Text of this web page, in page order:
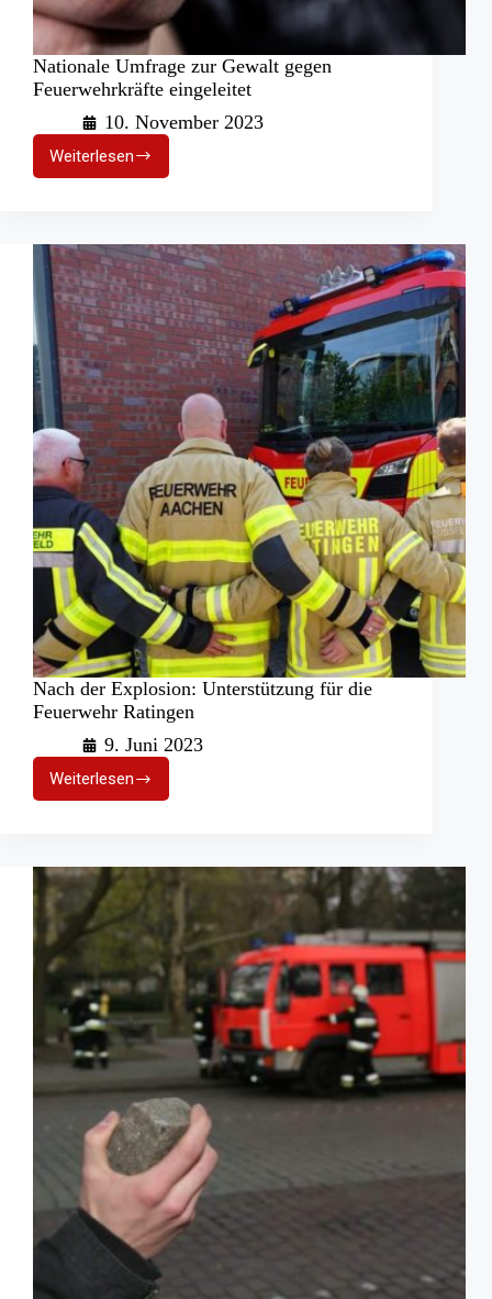
Nationale Umfrage zur Gewalt gegen
Feuerwehrkräfte eingeleitet
10. November 2023
Weiterlesen
Nationale
Umfrage
gegen
Feuerwehrkräfte
eingeleitet
Nach der Explosion: Unterstützung für die
Feuerwehr Ratingen
9. Juni 2023
Weiterlesen
Nach
der
für
die
Feuerwehr
Ratingen